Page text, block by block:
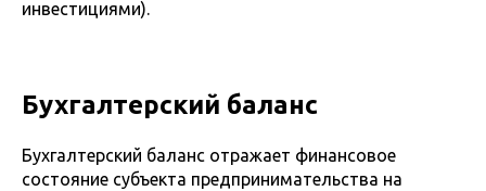
инвестициями).
Бухгалтерский баланс
Бухгалтерский баланс отражает финансовое
состояние субъекта предпринимательства на